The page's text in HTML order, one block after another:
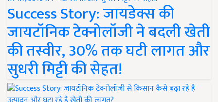
Success Story: जायडेक्स की
जायटॉनिक टेक्नोलॉजी ने बदली खेती
की तस्वीर, 30% तक घटी लागत और
सुधरी मिट्टी की सेहत!